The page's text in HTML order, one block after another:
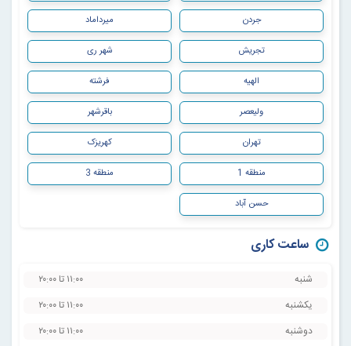
جردن میرداماد
تجریش شهر ری
الهیه فرشته
ولیعصر باقرشهر
تهران کهریزک
منطقه 1 منطقه 3
حسن آباد
ساعت کاری
شنبه
۱۱:۰۰ تا ۲۰:۰۰
یکشنبه
۱۱:۰۰ تا ۲۰:۰۰
دوشنبه
۱۱:۰۰ تا ۲۰:۰۰